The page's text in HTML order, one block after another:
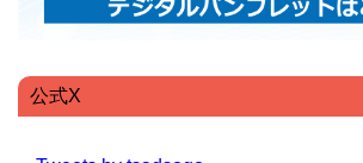
公式X